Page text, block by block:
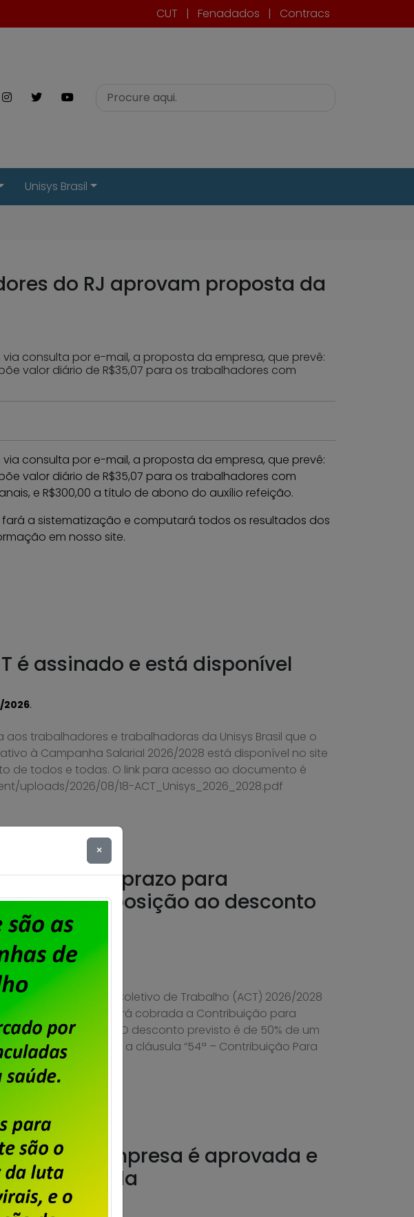
CUT | Fenadados | Contracs
Unisys Brasil
do RJ aprovam proposta da
consulta por e-mail, a proposta da empresa, que prevê:
valor diário de R$35,07 para os trabalhadores com
consulta por e-mail, a proposta da empresa, que prevê:
valor diário de R$35,07 para os trabalhadores com
e R$300,00 a título de abono do auxílio refeição.
a sistematização e computará todos os resultados dos
em nosso site.
é assinado e está disponível
2026.
aos trabalhadores e trabalhadoras da Unisys Brasil que o
à Campanha Salarial 2026/2028 está disponível no site
de todos e todas. O link para acesso ao documento é
uploads/2026/08/18-ACT_Unisys_2026_2028.pdf
abre prazo para
de oposição ao desconto
sindical
2026.
do Acordo de Coletivo de Trabalho (ACT) 2026/2028
da Unisys Brasil, será cobrada a Contribuição para
em assembleia. O desconto previsto é de 50% de um
conforme a cláusula “54ª – Contribuição Para
da empresa é aprovada e
é encerrada
×